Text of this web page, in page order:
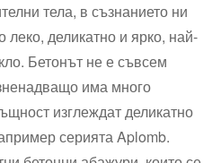
тела, в съзнанието ни
деликатно и ярко, най-
Бетонът не е съвсем
има много
изглеждат деликатно
серията Aplomb.